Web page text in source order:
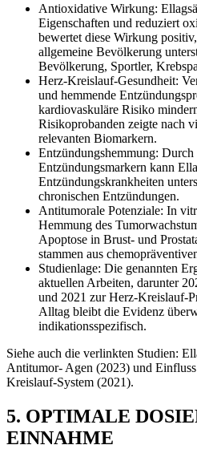
Antioxidative Wirkung:
Eigenschaften und reduziert
bewertet diese Wirkung
allgemeine Bevölkerung
Bevölkerung, Sportler,
Herz-Kreislauf-Gesundheit:
und hemmende
kardiovaskuläre Risiko
Risikoprobanden zeigte nach
relevanten Biomarkern.
Entzündungshemmung:
Entzündungsmarkern kann
Entzündungskrankheiten
chronischen Entzündungen.
Antitumorale Potenziale: In
Hemmung des
Apoptose in Brust- und
stammen aus
Studienlage: Die genannten
aktuellen Arbeiten, darunter
und 2021 zur Herz-Kreislauf-
Alltag bleibt die Evidenz
indikationsspezifisch.
Siehe auch die verlinkten Studien:
Antitumor- Agen (2023) und
Kreislauf-System (2021).
5. OPTIMALE
EINNAHME